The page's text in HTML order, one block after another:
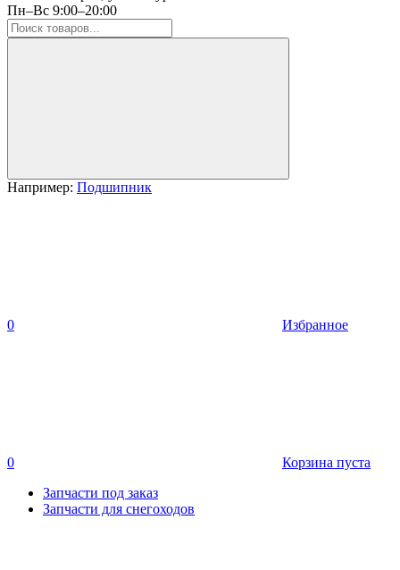
Пн–Вс 9:00–20:00
Например: Подшипник
0 Избранное
0
Корзина пуста
Запчасти под заказ
Запчасти для снегоходов